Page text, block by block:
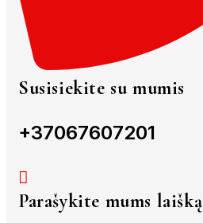
Susisiekite su mumis
+37067607201
Parašykite mums laišką